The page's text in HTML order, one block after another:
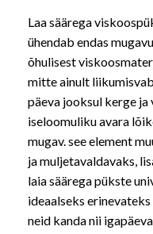
Laa säärega
ühendab endas
õhulisest
mitte ainult
päeva jooksul kerge ja
iseloomuliku avara
mugav. see element
ja muljetavaldavaks,
laia säärega pükste
ideaalseks
neid kanda nii